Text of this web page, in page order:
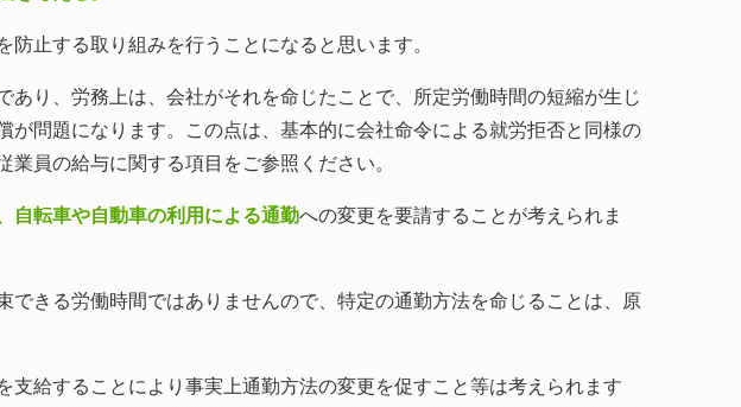
止する取り組みを行うことになると思います。
あり、労務上は、会社がそれを命じたことで、所定労働時間の短縮が生じ
が問題になります。この点は、基本的に会社命令による就労拒否と同様の
員の給与に関する項目をご参照ください。
自転車や自動車の利用による通勤への変更を要請することが考えられま
きる労働時間ではありませんので、特定の通勤方法を命じることは、原
給することにより事実上通勤方法の変更を促すこと等は考えられます